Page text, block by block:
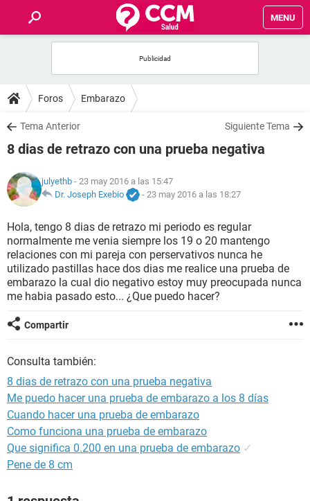
MENU
FOROS
SALUD
NUTRICIÓN
BIENESTAR
SEXUALIDAD
GLOSARIO
Foros Embarazo
Tema Anterior Siguiente Tema
8 dias de retrazo con una prueba negativa
julyethb - 23 may 2016 a las 15:47
Dr. Joseph Exebio
- 23 may 2016 a las 18:27
Hola, tengo 8 dias de retrazo mi periodo es regular
normalmente me venia siempre los 19 o 20 mantengo
relaciones con mi pareja con perservativos nunca he
utilizado pastillas hace dos dias me realice una prueba de
embarazo la cual dio negativo estoy muy preocupada nunca
me habia pasado esto... ¿Que puedo hacer?
Compartir
Consulta también:
8 dias de retrazo con una prueba negativa
Me puedo hacer una prueba de embarazo a los 8 días
Cuando hacer una prueba de embarazo
Como funciona una prueba de embarazo
Que significa 0.200 en una prueba de embarazo ✓
Pene de 8 cm